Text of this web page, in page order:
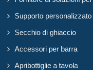
Supporto
Secchio di ghiaccio
Accessori per barra
Apribottiglie a tavola